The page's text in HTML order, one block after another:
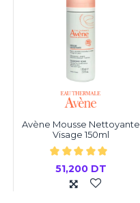
Avène Mousse Nettoyante
Visage 150ml
51,200 DT